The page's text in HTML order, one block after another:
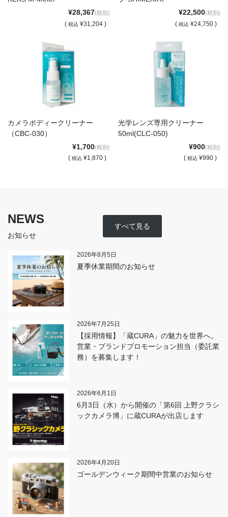
¥28,367(税別)
( 税込 ¥31,204 )
¥22,500(税別)
(税込 ¥24,750 )
カメラボディークリーナー
（CBC-030）
¥1,700(税別)
( 税込 ¥1,870 )
光学レンズ専用クリーナー
50ml(CLC-050)
¥900(税別)
(税込 ¥990 )
NEWS
お知らせ
すべて見る
2026年8月5日
夏季休業期間のお知らせ
2026年7月25日
【採用情報】「蔵CURA」の魅力を世界へ。
営業・ブランドプロモーション担当（委託業
務）を募集します！
2026年6月1日
6月3日（水）から開催の「第6回 上野クラシ
ックカメラ博」に蔵CURAが出店します
2026年4月20日
ゴールデンウィーク期間中営業のお知らせ